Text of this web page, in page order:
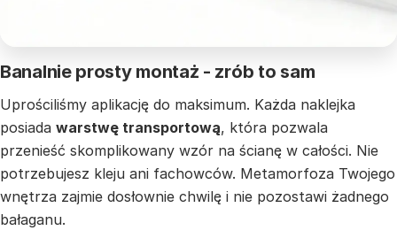
Banalnie prosty montaż - zrób to sam
Uprościliśmy aplikację do maksimum. Każda naklejka
posiada warstwę transportową, która pozwala
przenieść skomplikowany wzór na ścianę w całości. Nie
potrzebujesz kleju ani fachowców. Metamorfoza Twojego
wnętrza zajmie dosłownie chwilę i nie pozostawi żadnego
bałaganu.